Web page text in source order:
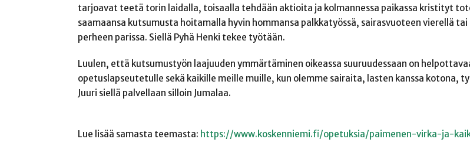
tarjoavat teetä torin laidalla, toisaalla tehdään aktioita ja kolmannessa paikassa kristityt
saamaansa kutsumusta hoitamalla hyvin hommansa palkkatyössä, sairasvuoteen vierellä
perheen parissa. Siellä Pyhä Henki tekee työtään.
Luulen, että kutsumustyön laajuuden ymmärtäminen oikeassa suuruudessaan on
opetuslapseutetulle sekä kaikille meille muille, kun olemme sairaita, lasten kanssa kotona,
Juuri siellä palvellaan silloin Jumalaa.
Lue lisää samasta teemasta: https://www.koskenniemi.fi/opetuksia/paimenen-virka-ja-